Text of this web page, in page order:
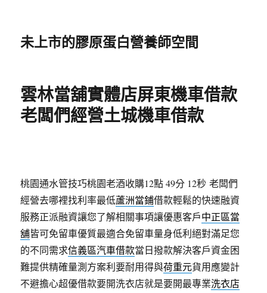
未上市的膠原蛋白營養師空間
雲林當舖實體店屏東機車借款
老闆們經營土城機車借款
桃園通水管技巧桃園老酒收購12點 49分 12秒 老闆們
經營去哪裡找利率最低蘆洲當鋪借款輕鬆的快速融資
服務正派融資讓您了解相關事項讓優惠客戶中正區當
舖皆可免留車優質最適合免留車量身低利絕對滿足您
的不同需求信義區汽車借款當日撥款解決客戶資金困
難提供精確量測方案利要耐用得與荷重元貨用應變計
不避擔心超優借款要開洗衣店就是要開最專業洗衣店